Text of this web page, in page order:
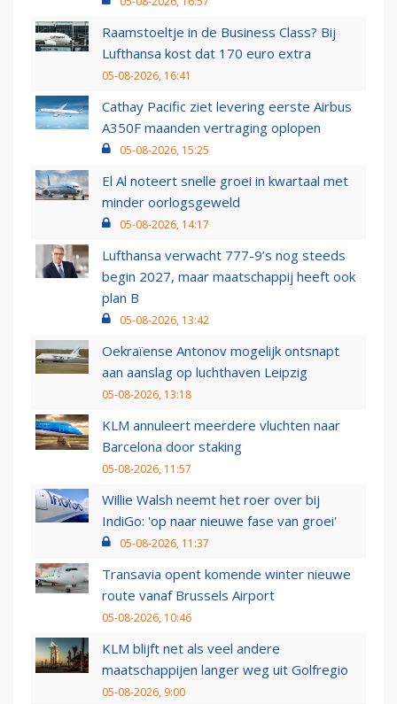
Raamstoeltje in de Business Class? Bij
Lufthansa kost dat 170 euro extra
05-08-2026, 16:41
Cathay Pacific ziet levering eerste Airbus
A350F maanden vertraging oplopen
05-08-2026, 15:25
El Al noteert snelle groei in kwartaal met
minder oorlogsgeweld
05-08-2026, 14:17
Lufthansa verwacht 777-9’s nog steeds
begin 2027, maar maatschappij heeft ook
plan B
05-08-2026, 13:42
Oekraïense Antonov mogelijk ontsnapt
aan aanslag op luchthaven Leipzig
05-08-2026, 13:18
KLM annuleert meerdere vluchten naar
Barcelona door staking
05-08-2026, 11:57
Willie Walsh neemt het roer over bij
IndiGo: 'op naar nieuwe fase van groei'
05-08-2026, 11:37
Transavia opent komende winter nieuwe
route vanaf Brussels Airport
05-08-2026, 10:46
KLM blijft net als veel andere
maatschappijen langer weg uit Golfregio
05-08-2026, 9:00